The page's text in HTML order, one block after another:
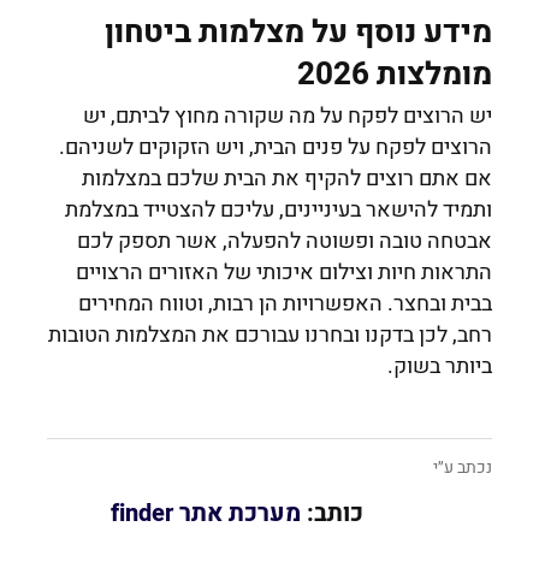
מידע נוסף על מצלמות ביטחון
מומלצות 2026
יש הרוצים לפקח על מה שקורה מחוץ לביתם, יש
הרוצים לפקח על פנים הבית, ויש הזקוקים לשניהם.
אם אתם רוצים להקיף את הבית שלכם במצלמות
ותמיד להישאר בעיניינים, עליכם להצטייד במצלמת
אבטחה טובה ופשוטה להפעלה, אשר תספק לכם
התראות חיות וצילום איכותי של האזורים הרצויים
בבית ובחצר. האפשרויות הן רבות, וטווח המחירים
רחב, לכן בדקנו ובחרנו עבורכם את המצלמות הטובות
ביותר בשוק.
נכתב ע״י
כותב: מערכת אתר finder